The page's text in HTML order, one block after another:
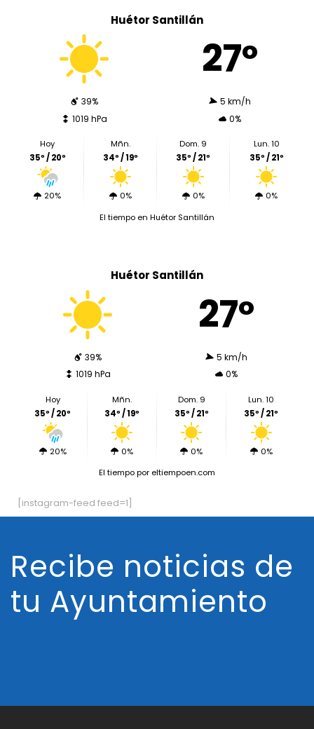
Huétor Santillán
27º
39%
5 km/h
1019 hPa
0%
Hoy
35º / 20º
20%
Mñn.
34º / 19º
0%
Dom. 9
35º / 21º
0%
Lun. 10
35º / 21º
0%
El tiempo en Huétor Santillán
Huétor Santillán
27º
39%
5 km/h
1019 hPa
0%
Hoy
35º / 20º
20%
Mñn.
34º / 19º
0%
Dom. 9
35º / 21º
0%
Lun. 10
35º / 21º
0%
El tiempopor eltiempoen.com
[instagram-feed feed=1]
Recibe noticias de
tu Ayuntamiento